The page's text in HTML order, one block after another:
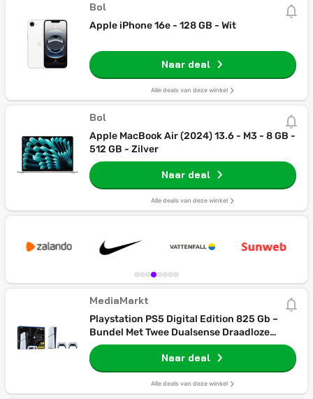
Bol
Apple iPhone 16e - 128 GB - Wit
Naar deal
Alle deals van deze winkel
Bol
Apple MacBook Air (2024) 13.6 - M3 - 8 GB -
512 GB - Zilver
Naar deal
Alle deals van deze winkel
MediaMarkt
Playstation PS5 Digital Edition 825 Gb –
Bundel Met Twee Dualsense Draadloze
Controllers
Naar deal
Alle deals van deze winkel